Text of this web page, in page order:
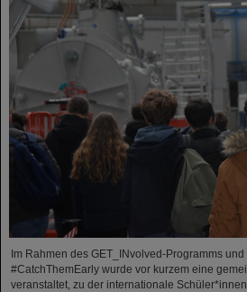
Im Rahmen des GET_INvolved-Programms
#CatchThemEarly wurde vor kurzem eine
veranstaltet, zu der internationale